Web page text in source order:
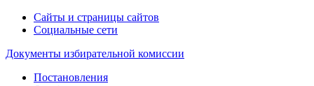
Сайты и страницы сайтов
Социальные сети
Документы избирательной комиссии
Постановления